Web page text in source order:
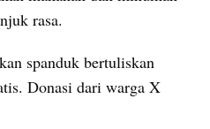
rasa.
spanduk bertuliskan
Donasi dari warga X